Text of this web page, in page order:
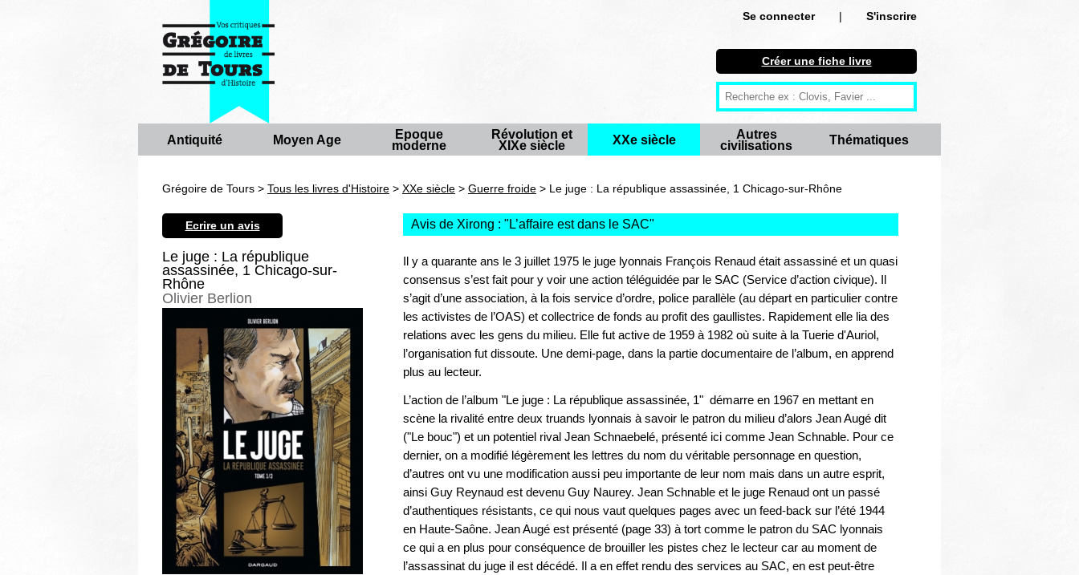
Se connecter |
S'inscrire
S'inscrire
Créer une fiche livre
Antiquité
Moyen Age
Autres civilisations
Thématiques
Créer une fiche livre
Antiquité Moyen Age
Epoque
moderne
Révolution et
XIXe siècle
XXe siècle
Autres
civilisations
Thématiques
Grégoire de Tours > Tous les livres d'Histoire > XXe siècle > Guerre froide > Le juge : La république assassinée, 1 Chicago-sur-Rhône
Ecrire un avis
Le juge : La république
assassinée, 1 Chicago-sur-
Rhône
Olivier Berlion
Avis de Xirong : " L’affaire est dans le SAC"
Il y a quarante ans le 3 juillet 1975 le juge lyonnais François Renaud était assassiné et un quasi
consensus s’est fait pour y voir une action téléguidée par le SAC (Service d’action civique). Il
s’agit d’une association, à la fois service d’ordre, police parallèle (au départ en particulier contre
les activistes de l’OAS) et collectrice de fonds au profit des gaullistes. Rapidement elle lia des
relations avec les gens du milieu. Elle fut active de 1959 à 1982 où suite à la Tuerie d'Auriol,
l’organisation fut dissoute. Une demi-page, dans la partie documentaire de l’album, en apprend
plus au lecteur.
L’action de l’album "Le juge : La république assassinée, 1" démarre en 1967 en mettant en
scène la rivalité entre deux truands lyonnais à savoir le patron du milieu d’alors Jean Augé dit
("Le bouc") et un potentiel rival Jean Schnaebelé, présenté ici comme Jean Schnable. Pour ce
dernier, on a modifié légèrement les lettres du nom du véritable personnage en question,
d’autres ont vu une modification aussi peu importante de leur nom mais dans un autre esprit,
ainsi Guy Reynaud est devenu Guy Naurey. Jean Schnable et le juge Renaud ont un passé
d’authentiques résistants, ce qui nous vaut quelques pages avec un feed-back sur l’été 1944
en Haute-Saône. Jean Augé est présenté (page 33) à tort comme le patron du SAC lyonnais
ce qui a en plus pour conséquence de brouiller les pistes chez le lecteur car au moment de
l’assassinat du juge il est décédé. Il a en effet rendu des services au SAC, en est peut-être